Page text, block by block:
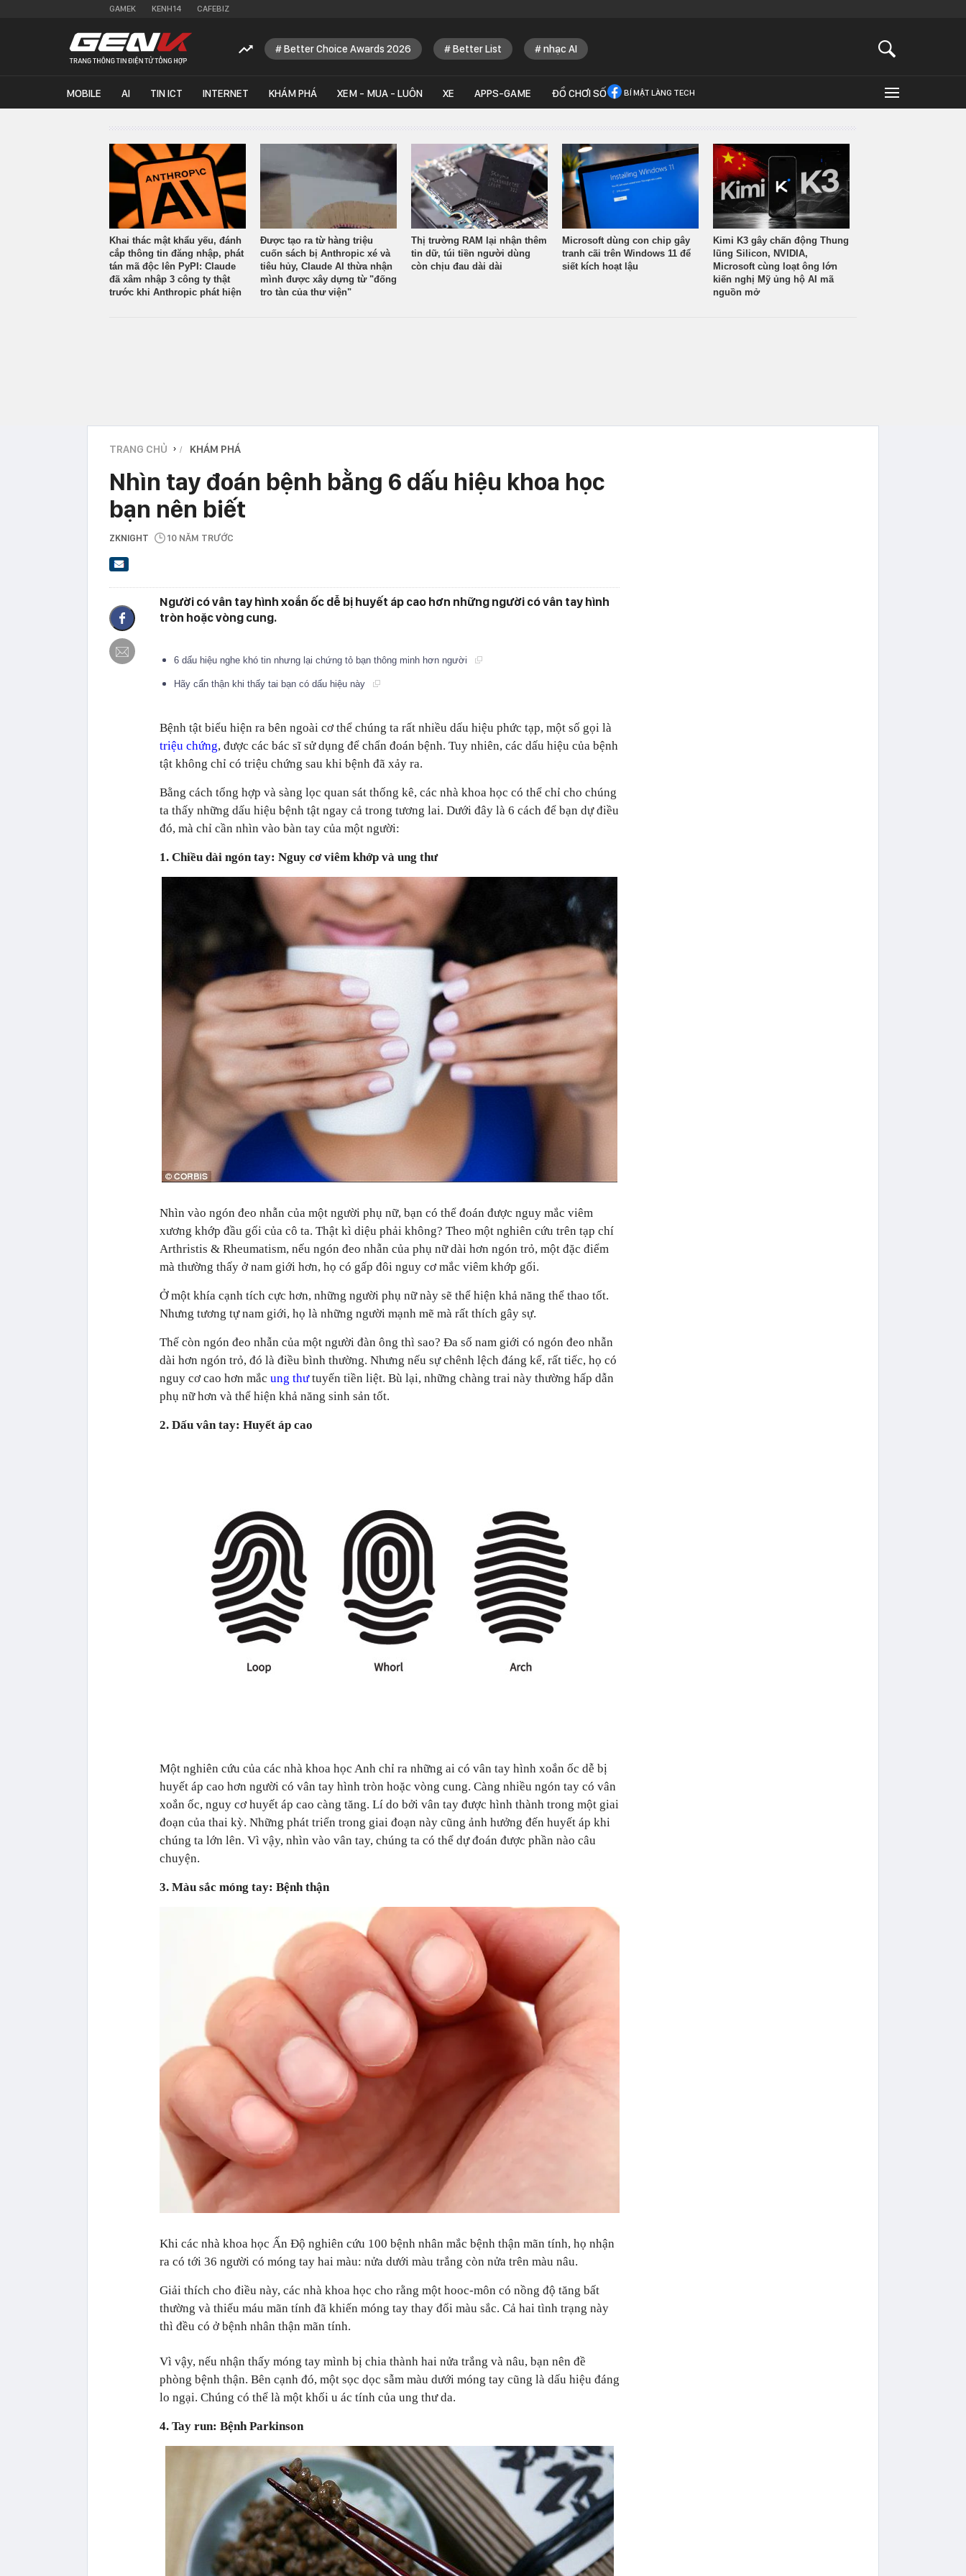
GAMEK KENH14 CAFEBIZ
Better Choice Awards 2026 Better List nhạc AI
MOBILE AI TIN ICT INTERNET KHÁM PHÁ XEM - MUA - LUÔN XE APPS-GAME ĐỒ CHƠI SỐ BÍ MẬT LÀNG TECH
Khai thác mật khẩu yếu, đánh
cắp thông tin đăng nhập, phát
tán mã độc lên PyPI: Claude
đã xâm nhập 3 công ty thật
trước khi Anthropic phát hiện
Được tạo ra từ hàng triệu
cuốn sách bị Anthropic xé và
tiêu hủy, Claude AI thừa nhận
mình được xây dựng từ "đống
tro tàn của thư viện"
Thị trường RAM lại nhận thêm
tin dữ, túi tiền người dùng
còn chịu đau dài dài
Microsoft dùng con chip gây
tranh cãi trên Windows 11 để
siết kích hoạt lậu
Kimi K3 gây chấn động Thung
lũng Silicon, NVIDIA,
Microsoft cùng loạt ông lớn
kiến nghị Mỹ ủng hộ AI mã
nguồn mở
TRANG CHỦ › KHÁM PHÁ
Nhìn tay đoán bệnh bằng 6 dấu hiệu khoa học
bạn nên biết
ZKNIGHT 10 NĂM TRƯỚC
Người có vân tay hình xoắn ốc dễ bị huyết áp cao hơn những người có vân tay hình
tròn hoặc vòng cung.
6 dấu hiệu nghe khó tin nhưng lại chứng tỏ bạn thông minh hơn người
Hãy cẩn thận khi thấy tai bạn có dấu hiệu này
Bệnh tật biểu hiện ra bên ngoài cơ thể chúng ta rất nhiều dấu hiệu phức tạp, một số gọi là
triệu chứng, được các bác sĩ sử dụng để chẩn đoán bệnh. Tuy nhiên, các dấu hiệu của bệnh
tật không chỉ có triệu chứng sau khi bệnh đã xảy ra.
Bằng cách tổng hợp và sàng lọc quan sát thống kê, các nhà khoa học có thể chỉ cho chúng
ta thấy những dấu hiệu bệnh tật ngay cả trong tương lai. Dưới đây là 6 cách để bạn dự điều
đó, mà chỉ cần nhìn vào bàn tay của một người:
1. Chiều dài ngón tay: Nguy cơ viêm khớp và ung thư
Nhìn vào ngón đeo nhẫn của một người phụ nữ, bạn có thể đoán được nguy mắc viêm
xương khớp đầu gối của cô ta. Thật kì diệu phải không? Theo một nghiên cứu trên tạp chí
Arthristis & Rheumatism, nếu ngón đeo nhẫn của phụ nữ dài hơn ngón trỏ, một đặc điểm
mà thường thấy ở nam giới hơn, họ có gấp đôi nguy cơ mắc viêm khớp gối.
Ở một khía cạnh tích cực hơn, những người phụ nữ này sẽ thể hiện khả năng thể thao tốt.
Nhưng tương tự nam giới, họ là những người mạnh mẽ mà rất thích gây sự.
Thế còn ngón đeo nhẫn của một người đàn ông thì sao? Đa số nam giới có ngón đeo nhẫn
dài hơn ngón trỏ, đó là điều bình thường. Nhưng nếu sự chênh lệch đáng kể, rất tiếc, họ có
nguy cơ cao hơn mắc ung thưtuyến tiền liệt. Bù lại, những chàng trai này thường hấp dẫn
phụ nữ hơn và thể hiện khả năng sinh sản tốt.
2. Dấu vân tay: Huyết áp cao
Một nghiên cứu của các nhà khoa học Anh chỉ ra những ai có vân tay hình xoắn ốc dễ bị
huyết áp cao hơn người có vân tay hình tròn hoặc vòng cung. Càng nhiều ngón tay có vân
xoắn ốc, nguy cơ huyết áp cao càng tăng. Lí do bởi vân tay được hình thành trong một giai
đoạn của thai kỳ. Những phát triển trong giai đoạn này cũng ảnh hưởng đến huyết áp khi
chúng ta lớn lên. Vì vậy, nhìn vào vân tay, chúng ta có thể dự đoán được phần nào câu
chuyện.
3. Màu sắc móng tay: Bệnh thận
Khi các nhà khoa học Ấn Độ nghiên cứu 100 bệnh nhân mắc bệnh thận mãn tính, họ nhận
ra có tới 36 người có móng tay hai màu: nửa dưới màu trắng còn nửa trên màu nâu.
Giải thích cho điều này, các nhà khoa học cho rằng một hooc-môn có nồng độ tăng bất
thường và thiếu máu mãn tính đã khiến móng tay thay đổi màu sắc. Cả hai tình trạng này
thì đều có ở bệnh nhân thận mãn tính.
Vì vậy, nếu nhận thấy móng tay mình bị chia thành hai nửa trắng và nâu, bạn nên đề
phòng bệnh thận. Bên cạnh đó, một sọc dọc sẫm màu dưới móng tay cũng là dấu hiệu đáng
lo ngại. Chúng có thể là một khối u ác tính của ung thư da.
4. Tay run: Bệnh Parkinson